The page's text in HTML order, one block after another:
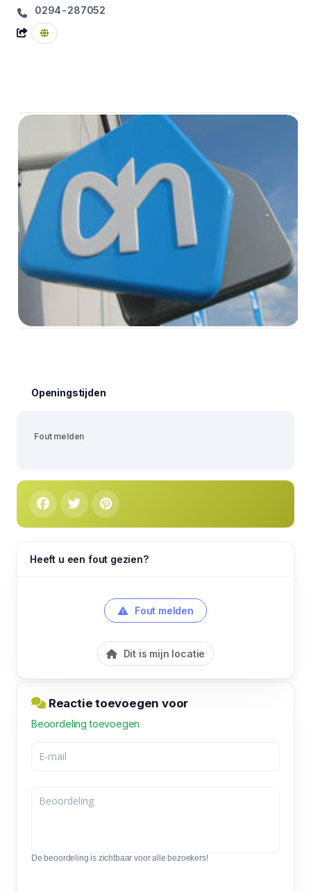
0294-287052
Openingstijden
Fout melden
Heeft u een fout gezien?
Fout melden
Dit is mijn locatie
Reactie toevoegen voor
Beoordeling toevoegen
De beoordeling is zichtbaar voor alle bezoekers!